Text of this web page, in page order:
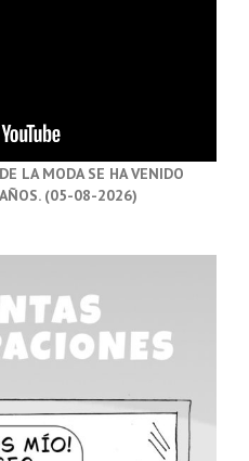
LA MODA SE HA VENIDO
(05-08-2026)